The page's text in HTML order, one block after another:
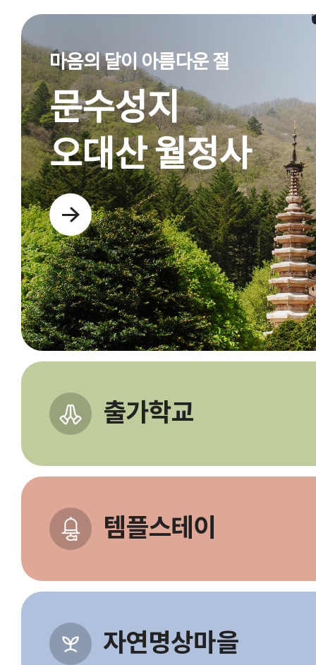
마음의 달이 아름다운 절
문수성지
오대산 월정사
출가학교
템플스테이
자연명상마을